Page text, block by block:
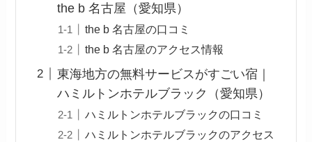
the b 名古屋（愛知県）
the b 名古屋の口コミ
the b 名古屋のアクセス情報
東海地方の無料サービスがすごい宿｜
ハミルトンホテルブラック（愛知県）
ハミルトンホテルブラックの口コミ
ハミルトンホテルブラックのアクセス